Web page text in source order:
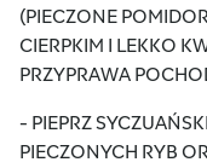
(PIECZONE
CIERPKIM I LEKKO
PRZYPRAWA
- PIEPRZ
PIECZONYCH RYB